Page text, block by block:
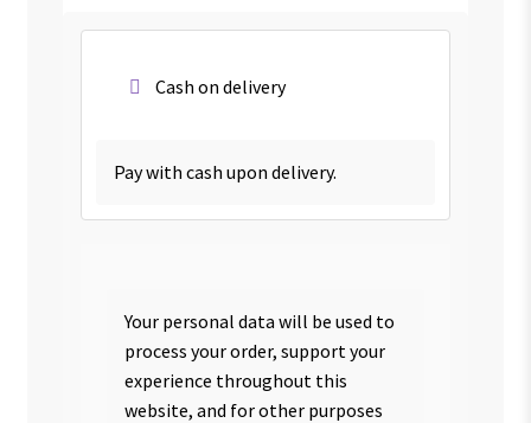
Cash on delivery
Pay with cash upon delivery.
Your personal data will be used to
process your order, support your
experience throughout this
website, and for other purposes